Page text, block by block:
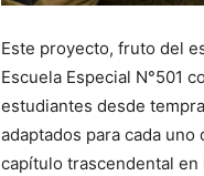
Este proyecto, fruto del
Escuela Especial N°501
estudiantes desde
adaptados para cada
capítulo trascendental